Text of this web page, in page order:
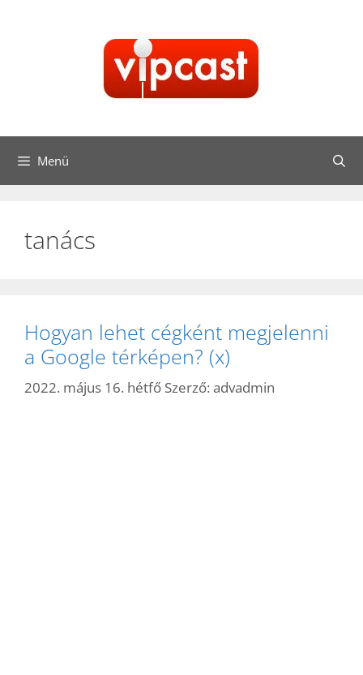
Menü
tanács
Hogyan lehet cégként megjelenni
a Google térképen? (x)
2022. május 16. hétfő Szerző: advadmin